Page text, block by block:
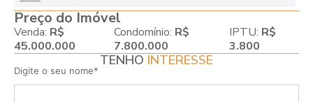
Preço do Imóvel
Venda: R$
45.000.000
Condomínio: R$
7.800.000
IPTU: R$
3.800
TENHO INTERESSE
Digite o seu nome*